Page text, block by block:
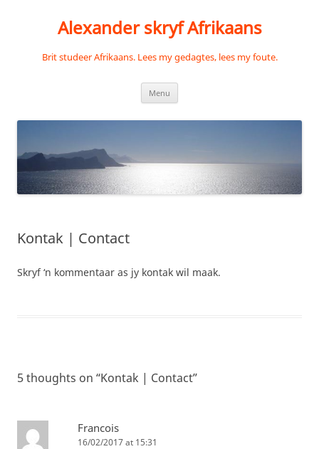
Alexander skryf Afrikaans
Brit studeer Afrikaans. Lees my gedagtes, lees my foute.
Menu
Kontak | Contact
Skryf ‘n kommentaar as jy kontak wil maak.
5 thoughts on “Kontak | Contact”
Francois
16/02/2017 at 15:31